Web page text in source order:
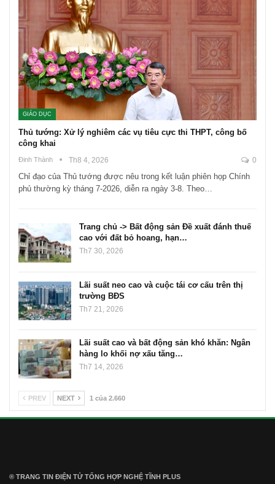
GIÁO DỤC
Thủ tướng: Xử lý nghiêm các vụ tiêu cực thi THPT, công bố
công khai
Đinh Thành Th8 4, 2026 0
Chỉ đạo của Thủ tướng được nêu trong kết luận phiên họp Chính
phủ thường kỳ tháng 7-2026, diễn ra ngày 3-8. Theo…
Trang chủ -> Bất động sản Đề xuất đánh thuế
cao với đất bỏ hoang, hạn…
Th7 30, 2026
Lãi suất neo cao và cuộc tái cơ cấu trên thị
trường BĐS
Th7 21, 2026
Lãi suất cao và bất động sản khó khăn: Ngân
hàng lo khối nợ xấu tăng…
Th7 14, 2026
PREV NEXT 1 của 2.660
® TRANG TIN ĐIỆN TỬ ТỔNG HỢP NGHỆ TĨNH PLUS